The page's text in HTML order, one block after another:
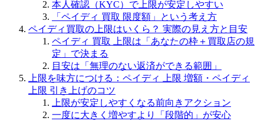
本人確認（KYC）で上限が安定しやすい
「ペイディ 買取 限度額」という考え方
ペイディ買取の上限はいくら？ 実際の見え方と目安
ペイディ 買取 上限は「あなたの枠＋買取店の規
定」で決まる
目安は「無理のない返済ができる範囲」
上限を味方につける：ペイディ 上限 増額・ペイディ
上限 引き上げのコツ
上限が安定しやすくなる前向きアクション
一度に大きく増やすより「段階的」が安心